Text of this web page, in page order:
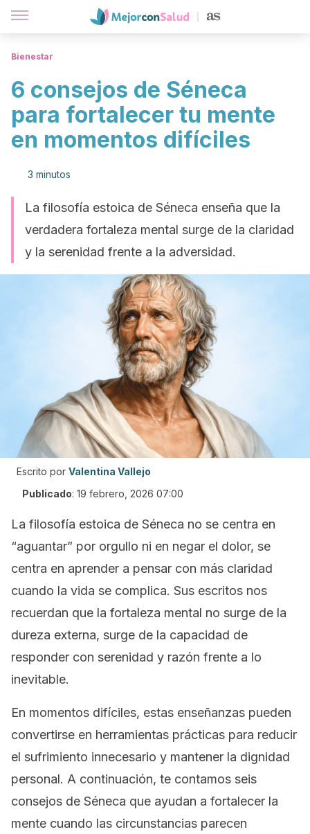
Bienestar
6 consejos de Séneca
para fortalecer tu mente
en momentos difíciles
3 minutos
La filosofía estoica de Séneca enseña que la
verdadera fortaleza mental surge de la claridad
y la serenidad frente a la adversidad.
Escrito por Valentina Vallejo
Publicado: 19 febrero, 2026 07:00
La filosofía estoica de Séneca no se centra en
“aguantar” por orgullo ni en negar el dolor, se
centra en aprender a pensar con más claridad
cuando la vida se complica. Sus escritos nos
recuerdan que la fortaleza mental no surge de la
dureza externa, surge de la capacidad de
responder con serenidad y razón frente a lo
inevitable.
En momentos difíciles, estas enseñanzas pueden
convertirse en herramientas prácticas para reducir
el sufrimiento innecesario y mantener la dignidad
personal. A continuación, te contamos seis
consejos de Séneca que ayudan a fortalecer la
mente cuando las circunstancias parecen